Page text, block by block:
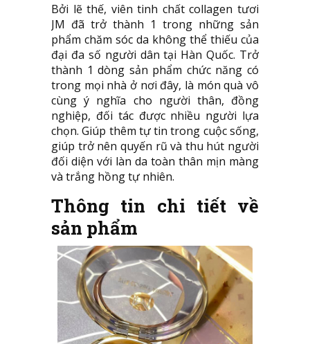
Bởi lẽ thế, viên tinh chất collagen tươi
JM đã trở thành 1 trong những sản
phẩm chăm sóc da không thể thiếu của
đại đa số người dân tại Hàn Quốc. Trở
thành 1 dòng sản phẩm chức năng có
trong mọi nhà ở nơi đây, là món quà vô
cùng ý nghĩa cho người thân, đồng
nghiệp, đối tác được nhiều người lựa
chọn. Giúp thêm tự tin trong cuộc sống,
giúp trở nên quyến rũ và thu hút người
đối diện với làn da toàn thân mịn màng
và trắng hồng tự nhiên.
Thông tin chi tiết về
sản phẩm